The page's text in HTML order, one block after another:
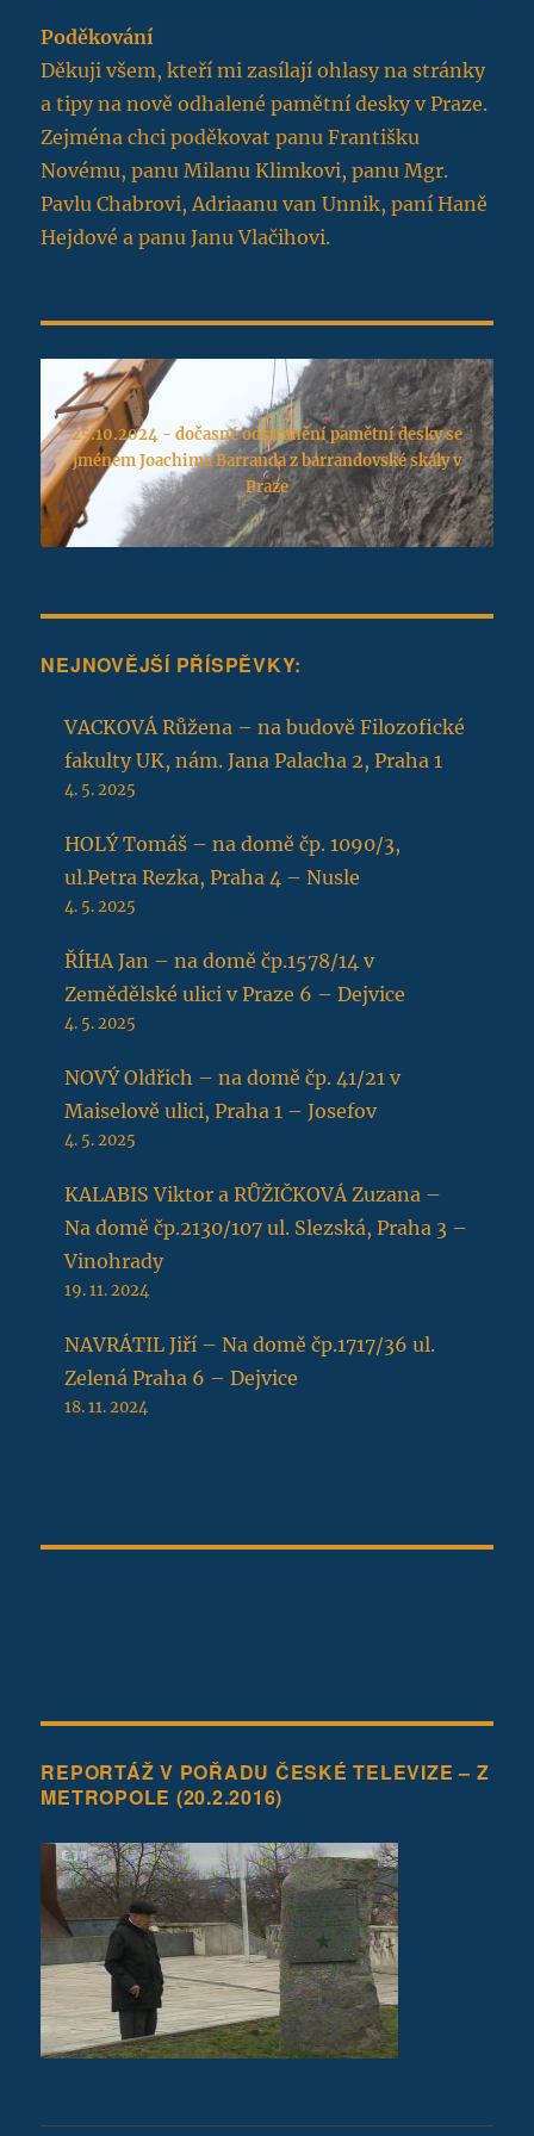
Poděkování
Děkuji všem, kteří mi zasílají ohlasy na stránky
a tipy na nově odhalené pamětní desky v Praze.
Zejména chci poděkovat panu Františku
Novému, panu Milanu Klimkovi, panu Mgr.
Pavlu Chabrovi, Adriaanu van Unnik, paní Haně
Hejdové a panu Janu Vlačihovi.
25.10.2024 - dočasné odstranění pamětní desky se
jménem Joachima Barranda z barrandovské skály v
Praze
NEJNOVĚJŠÍ PŘÍSPĚVKY:
VACKOVÁ Růžena – na budově Filozofické
fakulty UK, nám. Jana Palacha 2, Praha 1
4. 5. 2025
HOLÝ Tomáš – na domě čp. 1090/3,
ul.Petra Rezka, Praha 4 – Nusle
4. 5. 2025
ŘÍHA Jan – na domě čp.1578/14 v
Zemědělské ulici v Praze 6 – Dejvice
4. 5. 2025
NOVÝ Oldřich – na domě čp. 41/21 v
Maiselově ulici, Praha 1 – Josefov
4. 5. 2025
KALABIS Viktor a RŮŽIČKOVÁ Zuzana –
Na domě čp.2130/107 ul. Slezská, Praha 3 –
Vinohrady
19. 11. 2024
NAVRÁTIL Jiří – Na domě čp.1717/36 ul.
Zelená Praha 6 – Dejvice
18. 11. 2024
REPORTÁŽ V POŘADU ČESKÉ TELEVIZE – Z
METROPOLE (20.2.2016)